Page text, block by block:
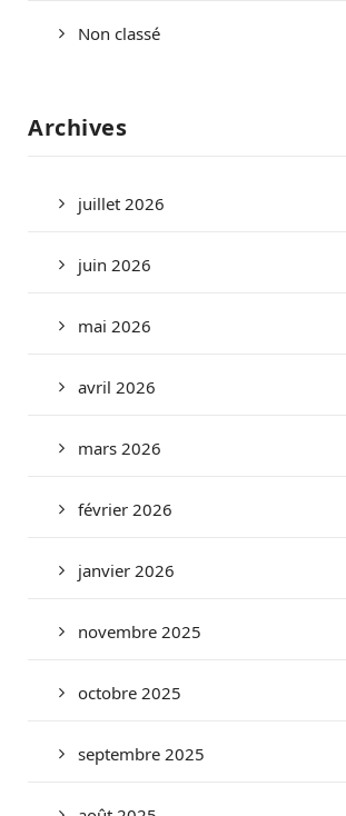
Non classé
Archives
juillet 2026
juin 2026
mai 2026
avril 2026
mars 2026
février 2026
janvier 2026
novembre 2025
octobre 2025
septembre 2025